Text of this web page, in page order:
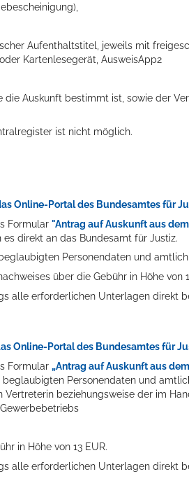
Aufenthaltstitel, jeweils mit
Kartenlesegerät, AusweisApp2
Auskunft bestimmt ist, sowie der
ist nicht möglich.
Online-Portal des Bundesamtes für
Formular"Antrag auf Auskunft aus
es direkt an das Bundesamt für Justiz.
Personendaten und
über die Gebühr in Höhe von
alle erforderlichen Unterlagen direkt
Online-Portal des Bundesamtes für
Formular„Antrag auf Auskunft aus
Personendaten und
beziehungsweise der im
in Höhe von 13 EUR.
alle erforderlichen Unterlagen direkt